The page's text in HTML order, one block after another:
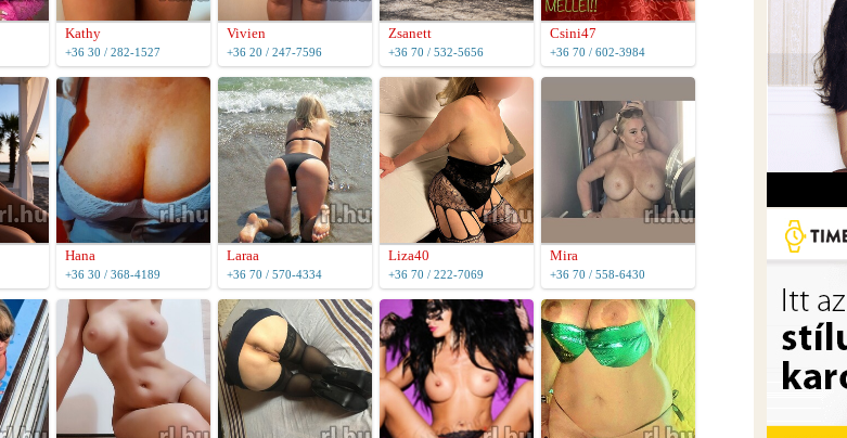
Kathy
+36 30 / 282-1527
Vivien
+36 20 / 247-7596
Zsanett
+36 70 / 532-5656
Csini47
+36 70 / 602-3984
Hana
+36 30 / 368-4189
Laraa
+36 70 / 570-4334
Liza40
+36 70 / 222-7069
Mira
+36 70 / 558-6430